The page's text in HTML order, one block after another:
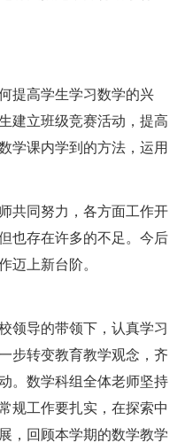
提高学生学习数学的兴
建立班级竞赛活动，提高
学课内学到的方法，运用
共同努力，各方面工作开
也存在许多的不足。今后
迈上新台阶。
领导的带领下，认真学习
步转变教育教学观念，齐
。数学科组全体老师坚持
规工作要扎实，在探索中
，回顾本学期的数学教学